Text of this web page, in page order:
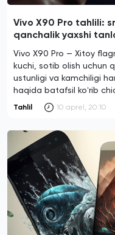
Vivo X90 Pro tahlili:
qanchalik yaxshi
Vivo X90 Pro — Xitoy
kuchi, sotib olish uchun
ustunligi va kamchiligi
haqida batafsil koʻrib
Tahlil 10 aprel, 20:10